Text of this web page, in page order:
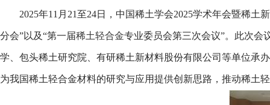
2025年11月21至24日，中国稀土学会2025学术年会暨稀
分会”以及“第一届稀土轻合金专业委员会第三次会议”。此次会
学、包头稀土研究院、有研稀土新材料股份有限公司等单位承
为我国稀土轻合金材料的研究与应用提供创新思路，推动稀土